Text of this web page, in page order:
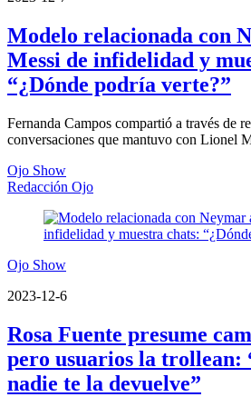
Modelo relacionada con
Messi de infidelidad y
“¿Dónde podría verte?”
Fernanda Campos compartió a través de
conversaciones que mantuvo con Lionel
Ojo Show
Redacción Ojo
Ojo Show
2023-12-6
Rosa Fuente presume
pero usuarios la trollean:
nadie te la devuelve”